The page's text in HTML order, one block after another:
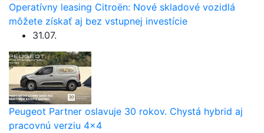
Operatívny leasing Citroën: Nové skladové vozidlá
môžete získať aj bez vstupnej investície
31.07.
Peugeot Partner oslavuje 30 rokov. Chystá hybrid aj
pracovnú verziu 4×4